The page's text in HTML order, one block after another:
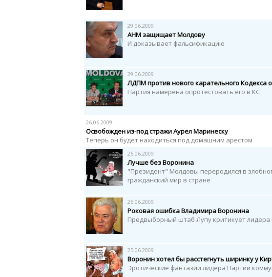
29.06.2009
АНМ защищает Молдову
И доказывает фальсификацию
29.06.2009
ЛДПМ против нового карательного Кодекса
Партия намерена опротестовать его в КС
26.06.2009
Освобожден из-под стражи Аурел Маринеску
Теперь он будет находиться под домашним арестом
26.06.2009
Лучше без Воронина
"Президент" Молдовы переродился в
гражданский мир в стране
26.06.2009
Роковая ошибка Владимира Воронина
Предвыборный штаб Лупу критикует
25.06.2009
Воронин хотел бы расстегнуть ширинку у
Эротические фантазии лидера Партии